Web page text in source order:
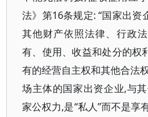
法》第16条规定: “国家出资
其他财产依照法律、行政
有、使用、收益和处分的权
有的经营自主权和其他合法
场主体的国家出资企业,与
家公权力,是“私人”而不是享